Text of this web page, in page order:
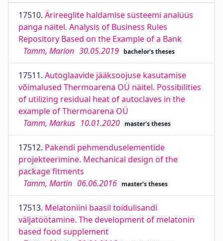
17510. Ärireeglite haldamise süsteemi analüüs
panga näitel. Analysis of Business Rules
Repository Based on the Example of a Bank
Tamm, Marion 30.05.2019 bachelor's theses
17511. Autoglaavide jääksoojuse kasutamise
võimalused Thermoarena OÜ näitel. Possibilities
of utilizing residual heat of autoclaves in the
example of Thermoarena OÜ
Tamm, Markus 10.01.2020 master's theses
17512. Pakendi pehmenduselementide
projekteerimine. Mechanical design of the
package fitments
Tamm, Martin 06.06.2016 master's theses
17513. Melatoniini baasil toidulisandi
väljatöötamine. The development of melatonin
based food supplement